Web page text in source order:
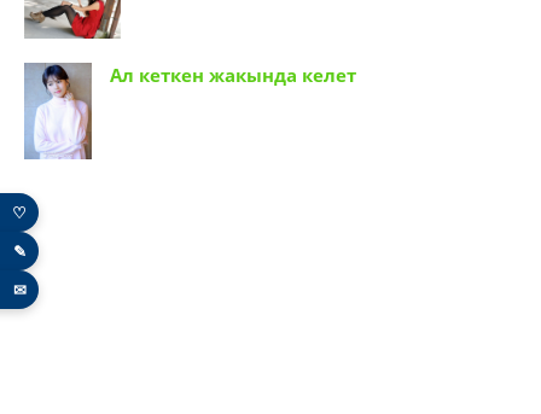
Ал кеткен жакында келет
♡
✎
✉